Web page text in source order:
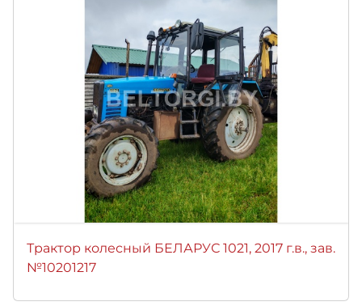
Трактор колесный БЕЛАРУС 1021, 2017 г.в., зав.
№10201217